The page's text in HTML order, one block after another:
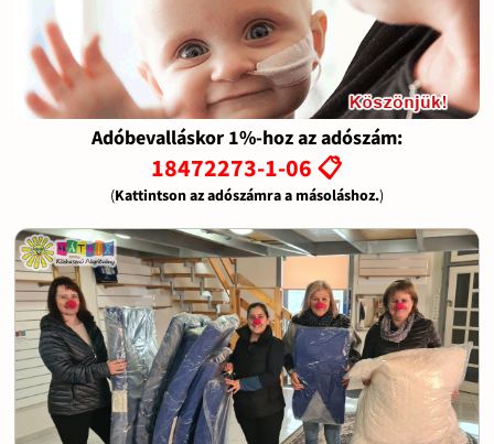
Adóbevalláskor 1%-hoz az adószám:
18472273-1-06 📋
(Kattintson az adószámra a másoláshoz.)